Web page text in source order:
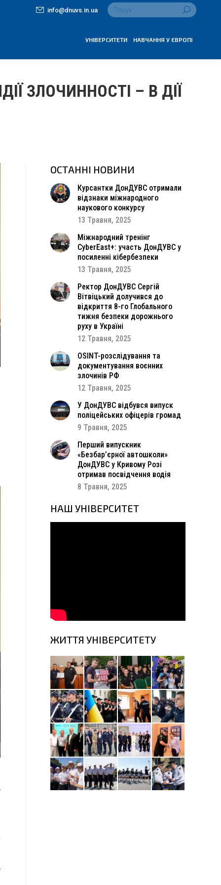
info@dnuvs.in.ua Search:
УНІВЕРСИТЕТИ НАВЧАННЯ У ЄВРОПІ
ЗЛОЧИННОСТІ – В ДІЇ
ОСТАННІ НОВИНИ
Курсантки ДонДУВС отримали
відзнаки міжнародного
наукового конкурсу
13 Травня, 2025
Міжнародний тренінг
CyberEast+: участь ДонДУВС у
посиленні кібербезпеки
13 Травня, 2025
Ректор ДонДУВС Сергій
Вітвіцький долучився до
відкриття 8-го Глобального
тижня безпеки дорожнього
руху в Україні
12 Травня, 2025
OSINT-розслідування та
документування воєнних
злочинів РФ
12 Травня, 2025
У ДонДУВС відбувся випуск
поліцейських офіцерів громад
9 Травня, 2025
Перший випускник
«Безбар’єрної автошколи»
ДонДУВС у Кривому Розі
отримав посвідчення водія
8 Травня, 2025
НАШ УНІВЕРСИТЕТ
ЖИТТЯ УНІВЕРСИТЕТУ